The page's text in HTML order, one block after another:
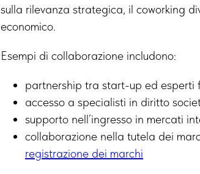
sulla rilevanza strategica, il coworking
economico.
Esempi di collaborazione includono:
partnership tra start-up ed esperti
accesso a specialisti in diritto
supporto nell’ingresso in mercati
collaborazione nella tutela dei
registrazione dei marchi